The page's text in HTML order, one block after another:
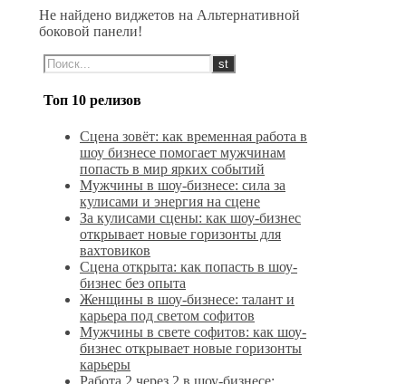
Не найдено виджетов на Альтернативной
боковой панели!
Топ 10 релизов
Сцена зовёт: как временная работа в
шоу бизнесе помогает мужчинам
попасть в мир ярких событий
Мужчины в шоу-бизнесе: сила за
кулисами и энергия на сцене
За кулисами сцены: как шоу-бизнес
открывает новые горизонты для
вахтовиков
Сцена открыта: как попасть в шоу-
бизнес без опыта
Женщины в шоу-бизнесе: талант и
карьера под светом софитов
Мужчины в свете софитов: как шоу-
бизнес открывает новые горизонты
карьеры
Работа 2 через 2 в шоу-бизнесе: